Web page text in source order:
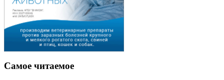
Самое читаемое